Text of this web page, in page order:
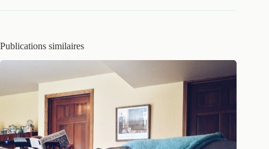
Publications similaires